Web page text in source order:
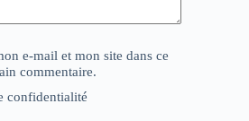
e-mail et mon site dans ce
commentaire.
confidentialité